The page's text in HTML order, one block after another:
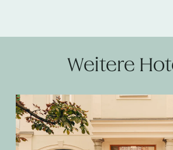
Weitere